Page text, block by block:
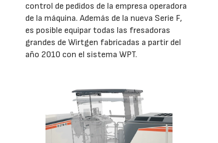
control de pedidos de la empresa operadora
de la máquina. Además de la nueva Serie F,
es posible equipar todas las fresadoras
grandes de Wirtgen fabricadas a partir del
año 2010 con el sistema WPT.